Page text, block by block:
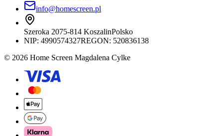
info@homescreen.pl
Szeroka 2075-814 KoszalinPolsko
NIP: 4990574327REGON: 520836138
© 2026 Home Screen Magdalena Cylke